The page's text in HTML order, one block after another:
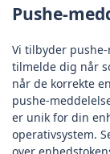
Pushe-
Vi tilbyder
tilmelde dig når
når de korrekte
pushe-
er unik for din
operativsystem.